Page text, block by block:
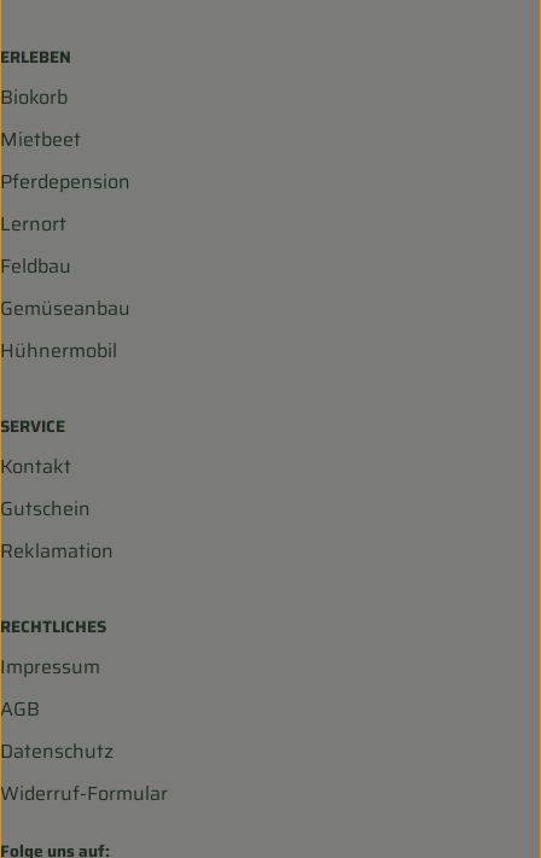
ERLEBEN
Biokorb
Mietbeet
Pferdepension
Lernort
Feldbau
Gemüseanbau
Hühnermobil
SERVICE
Kontakt
Gutschein
Reklamation
RECHTLICHES
Impressum
AGB
Datenschutz
Widerruf-Formular
Folge uns auf: